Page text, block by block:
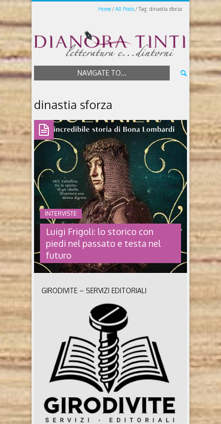
Home All Posts Tag: dinastia sforza
NAVIGATE TO...
dinastia sforza
INTERVISTE
Luigi Frigoli: lo storico con
piedi nel passato e testa nel
futuro
LUIGI FRIGOLI: LO STORICO CON
PIEDI NEL PASSATO E TESTA NEL
Chi è Luigi Barnaba Frigoli Milanese, 46 anni,
giornalista, storico e scrittore, ha alle spalle una
brillante produzione di romanzi e di saggi dedicati a
due grandi passioni: il Medioevo e la dinastia dei
Visconti, con divagazioni nel XIX secolo e
contaminazioni con la contemporaneità più
discussa dell’intelligenza artificiale, nel suo ultimo
romanzo Il terzo Grimm (Rizzoli ..
GIRODIVITE – SERVIZI EDITORIALI